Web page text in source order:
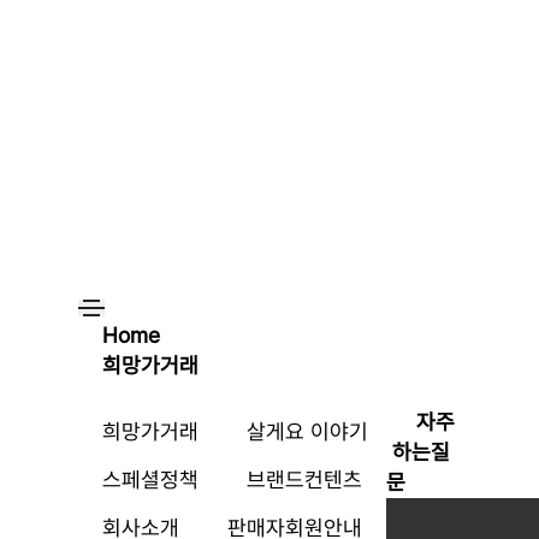
Home
희망가거래
희망가거래
살게요 이야기
스페셜정책
브랜드컨텐츠
회사소개
판매자회원안내
자주
하는질
문